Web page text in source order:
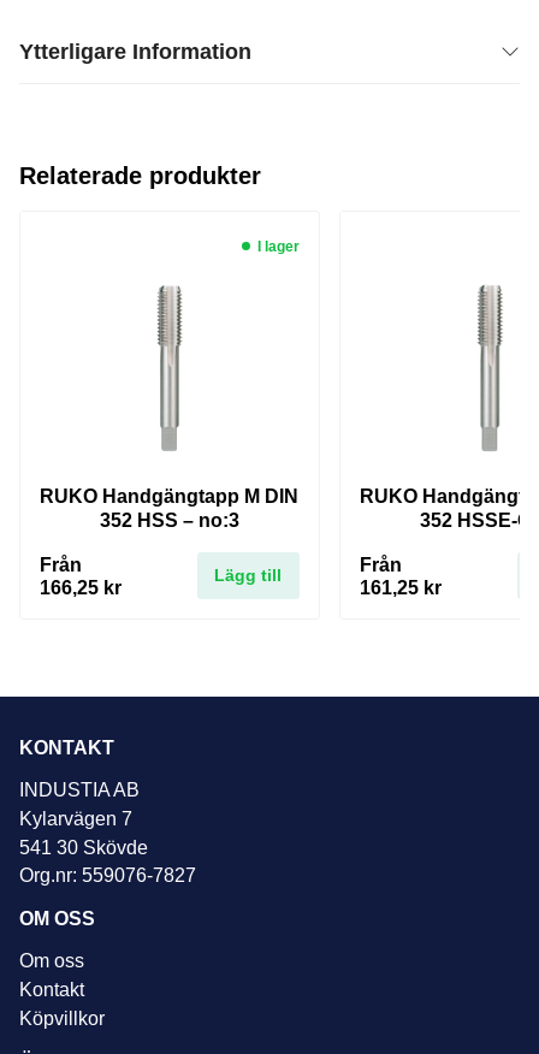
Ytterligare Information
Relaterade produkter
I lager
RUKO Handgängtapp M DIN
352 HSS – no:3
Från
166,25 kr
Lägg till
RUKO
352 HSSE-
Från
161,25 kr
KONTAKT
INDUSTIA AB
Kylarvägen 7
541 30 Skövde
Org.nr: 559076-7827
OM OSS
Om oss
Kontakt
Köpvillkor